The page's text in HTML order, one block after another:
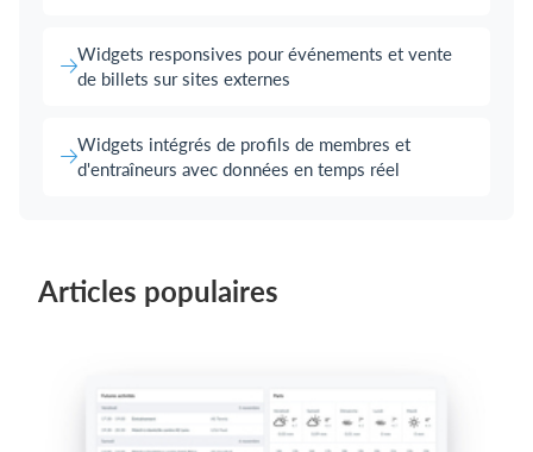
Widgets responsives pour événements et vente
de billets sur sites externes
Widgets intégrés de profils de membres et
d'entraîneurs avec données en temps réel
Articles populaires